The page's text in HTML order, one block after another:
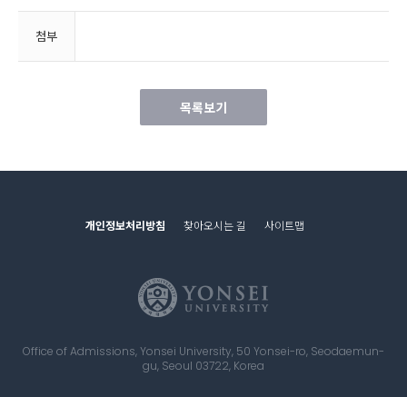
첨부
목록보기
개인정보처리방침 찾아오시는 길 사이트맵
Office of Admissions, Yonsei University, 50 Yonsei-ro, Seodaemun-
gu, Seoul 03722, Korea